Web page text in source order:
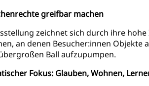
greifbar machen
zeichnet sich durch ihre
an denen Besucher:innen Objekte
Ball aufzupumpen.
Fokus: Glauben, Wohnen,